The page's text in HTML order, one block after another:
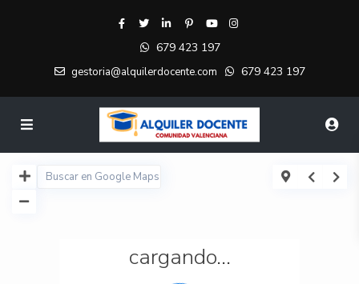
679 423 197
gestoria@alquilerdocente.com 679 423 197
cargando...